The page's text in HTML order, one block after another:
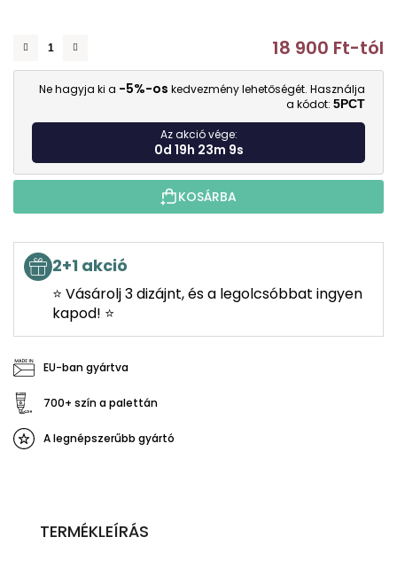
18 900 Ft-tól
Ne hagyja ki a -5%-os kedvezmény lehetőségét. Használja
a kódot: 5PCT
Az akció vége:
0d 19h 23m 9s
KOSÁRBA
2+1 akció
⭐ Vásárolj 3 dizájnt, és a legolcsóbbat ingyen
kapod! ⭐
EU-ban gyártva
700+ szín a palettán
A legnépszerűbb gyártó
TERMÉKLEÍRÁS